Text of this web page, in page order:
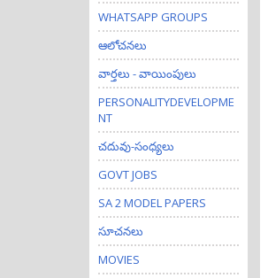
WHATSAPP GROUPS
ఆలోచనలు
వార్తలు - వాయింపులు
PERSONALITYDEVELOPME
NT
చదువు-సంధ్యలు
GOVT JOBS
SA 2 MODEL PAPERS
సూచనలు
MOVIES